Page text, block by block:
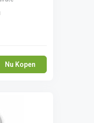
Nu Kopen